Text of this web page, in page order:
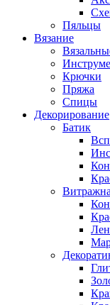
Пяльцы
Вязание
Крючки
Пряжа
Спицы
Декорирование
Батик